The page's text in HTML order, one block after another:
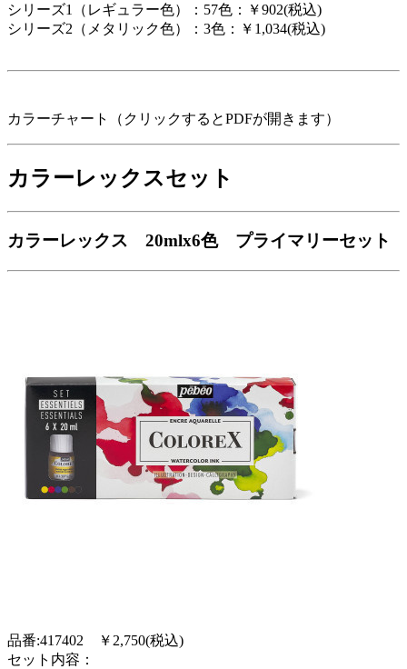
シリーズ1（レギュラー色）：57色：￥902(税込)
シリーズ2（メタリック色）：3色：￥1,034(税込)
カラーチャート（クリックするとPDFが開きます）
カラーレックスセット
カラーレックス 20mlx6色 プライマリーセット
品番:417402 ￥2,750(税込)
セット内容：